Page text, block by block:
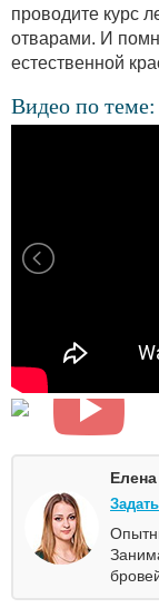
проводите курс
отварами. И
естественной
Видео по теме: